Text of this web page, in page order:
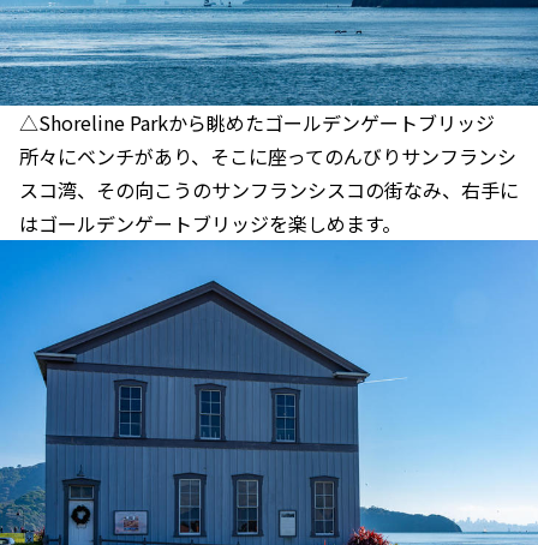
△Shoreline Parkから眺めたゴールデンゲートブリッジ
所々にベンチがあり、そこに座ってのんびりサンフランシ
スコ湾、その向こうのサンフランシスコの街なみ、右手に
はゴールデンゲートブリッジを楽しめます。